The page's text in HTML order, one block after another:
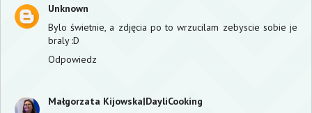
Unknown
Bylo świetnie, a zdjęcia po to wrzucilam zebyscie sobie je
braly :D
Odpowiedz
Małgorzata Kijowska|DayliCooking